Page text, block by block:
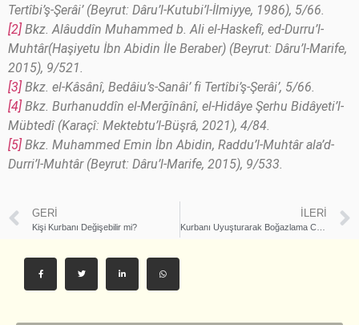
Tertîbi’ş-Şerâi’ (Beyrut: Dâru’l-Kutubi’l-İlmiyye, 1986), 5/66.
[2] Bkz. Alâuddîn Muhammed b. Ali el-Haskefî, ed-Durru’l-
Muhtâr(Haşiyetu İbn Abidin İle Beraber) (Beyrut: Dâru’l-Marife,
2015), 9/521.
[3] Bkz. el-Kâsânî, Bedâiu’s-Sanâi’ fi Tertîbi’ş-Şerâi’, 5/66.
[4] Bkz. Burhanuddîn el-Merğînânî, el-Hidâye Şerhu Bidâyeti’l-
Mübtedî (Karaçî: Mektebtu’l-Büşrâ, 2021), 4/84.
[5] Bkz. Muhammed Emin İbn Abidin, Raddu’l-Muhtâr ala’d-
Durri’l-Muhtâr (Beyrut: Dâru’l-Marife, 2015), 9/533.
GERI
Kişi Kurbanı Değişebilir mi?
İLERI
Kurbanı Uyuşturarak Boğazlama Caiz mi?